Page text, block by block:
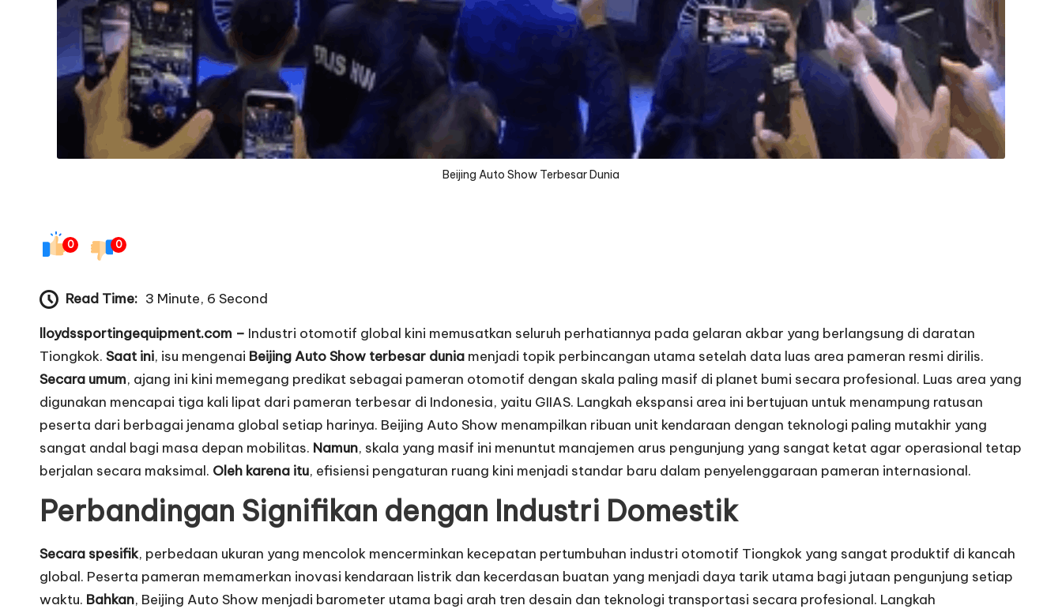
Beijing Auto Show Terbesar Dunia
0 0
Read Time: 3 Minute, 6 Second
lloydssportingequipment.com – Industri otomotif global kini memusatkan seluruh perhatiannya pada gelaran akbar yang berlangsung di daratan
Tiongkok. Saat ini, isu mengenai Beijing Auto Show terbesar dunia menjadi topik perbincangan utama setelah data luas area pameran resmi dirilis.
Secara umum, ajang ini kini memegang predikat sebagai pameran otomotif dengan skala paling masif di planet bumi secara profesional. Luas area yang
digunakan mencapai tiga kali lipat dari pameran terbesar di Indonesia, yaitu GIIAS. Langkah ekspansi area ini bertujuan untuk menampung ratusan
peserta dari berbagai jenama global setiap harinya. Beijing Auto Show menampilkan ribuan unit kendaraan dengan teknologi paling mutakhir yang
sangat andal bagi masa depan mobilitas. Namun, skala yang masif ini menuntut manajemen arus pengunjung yang sangat ketat agar operasional tetap
berjalan secara maksimal. Oleh karena itu, efisiensi pengaturan ruang kini menjadi standar baru dalam penyelenggaraan pameran internasional.
Perbandingan Signifikan dengan Industri Domestik
Secara spesifik, perbedaan ukuran yang mencolok mencerminkan kecepatan pertumbuhan industri otomotif Tiongkok yang sangat produktif di kancah
global. Peserta pameran memamerkan inovasi kendaraan listrik dan kecerdasan buatan yang menjadi daya tarik utama bagi jutaan pengunjung setiap
waktu. Bahkan, Beijing Auto Show menjadi barometer utama bagi arah tren desain dan teknologi transportasi secara profesional. Langkah